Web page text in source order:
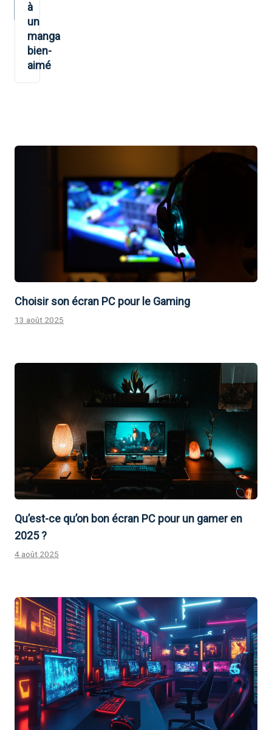
à
un
manga
bien-
aimé
Choisir son écran PC pour le Gaming
13 août 2025
Qu’est-ce qu’on bon écran PC pour un gamer en
2025 ?
4 août 2025